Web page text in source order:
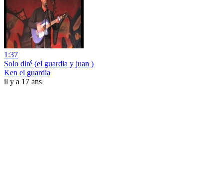
1:37
Solo diré (el guardia y juan )
Ken el guardia
il y a 17 ans